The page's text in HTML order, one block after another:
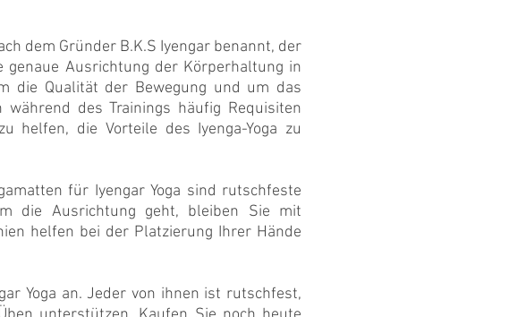
dem Gründer B.K.S Iyengar benannt, der
genaue Ausrichtung der Körperhaltung in
die Qualität der Bewegung und um das
des Trainings häufig Requisiten
helfen, die Vorteile des Iyenga-Yoga zu
für Iyengar Yoga sind rutschfeste
die Ausrichtung geht, bleiben Sie mit
helfen bei der Platzierung Ihrer Hände
Yoga an. Jeder von ihnen ist rutschfest,